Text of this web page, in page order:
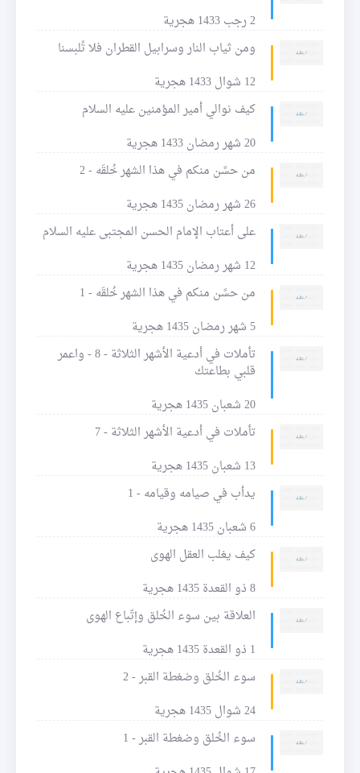
2 رجب 1433 هجرية
ومن ثياب النار وسرابيل القطران فلا تُلبسنا
12 شوال 1433 هجرية
كيف نوالي أمير المؤمنين عليه السلام
20 شهر رمضان 1433 هجرية
من حسًن منكم في هذا الشهر خُلقَه - 2
26 شهر رمضان 1435 هجرية
على أعتاب الإمام الحسن المجتبى عليه السلام
12 شهر رمضان 1435 هجرية
من حسًن منكم في هذا الشهر خُلقَه - 1
5 شهر رمضان 1435 هجرية
تأملات في أدعية الأشهر الثلاثة - 8 - واعمر
قلبي بطاعتك
20 شعبان 1435 هجرية
تأملات في أدعية الأشهر الثلاثة - 7
13 شعبان 1435 هجرية
يدأب في صيامه وقيامه - 1
6 شعبان 1435 هجرية
كيف يغلب العقل الهوى
8 ذو القعدة 1435 هجرية
العلاقة بين سوء الخُلق وإتّباع الهوى
1 ذو القعدة 1435 هجرية
سوء الخُلق وضغطة القبر - 2
24 شوال 1435 هجرية
سوء الخُلق وضغطة القبر - 1